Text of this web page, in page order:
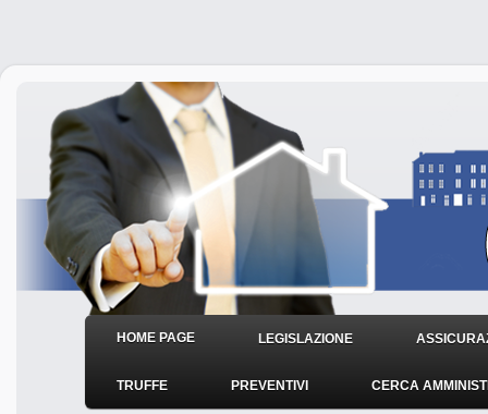
HOME PAGE LEGISLAZIONE
TRUFFE PREVENTIVI CERCA